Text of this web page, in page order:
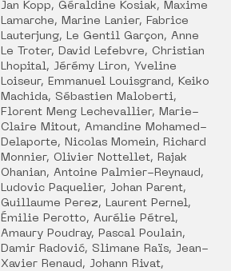
Jan Kopp, Géraldine Kosiak, Maxime
Lamarche, Marine Lanier, Fabrice
Lauterjung, Le Gentil Garçon, Anne
Le Troter, David Lefebvre, Christian
Lhopital, Jérémy Liron, Yveline
Loiseur, Emmanuel Louisgrand, Keiko
Machida, Sébastien Maloberti,
Florent Meng Lechevallier, Marie-
Claire Mitout, Amandine Mohamed-
Delaporte, Nicolas Momein, Richard
Monnier, Olivier Nottellet, Rajak
Ohanian, Antoine Palmier-Reynaud,
Ludovic Paquelier, Johan Parent,
Guillaume Perez, Laurent Pernel,
Émilie Perotto, Aurélie Pétrel,
Amaury Poudray, Pascal Poulain,
Damir Radović, Slimane Raïs, Jean-
Xavier Renaud, Johann Rivat,